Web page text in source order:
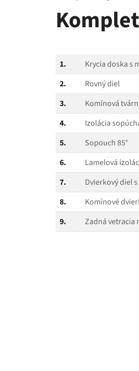
1.
Krycia doska s
2.
Rovný diel
3.
Komínová
4.
Izolácia
5.
Sopouch 85°
6.
Lamelová
7.
Dvierkový diel
8.
Komínové
9.
Zadná vetracia